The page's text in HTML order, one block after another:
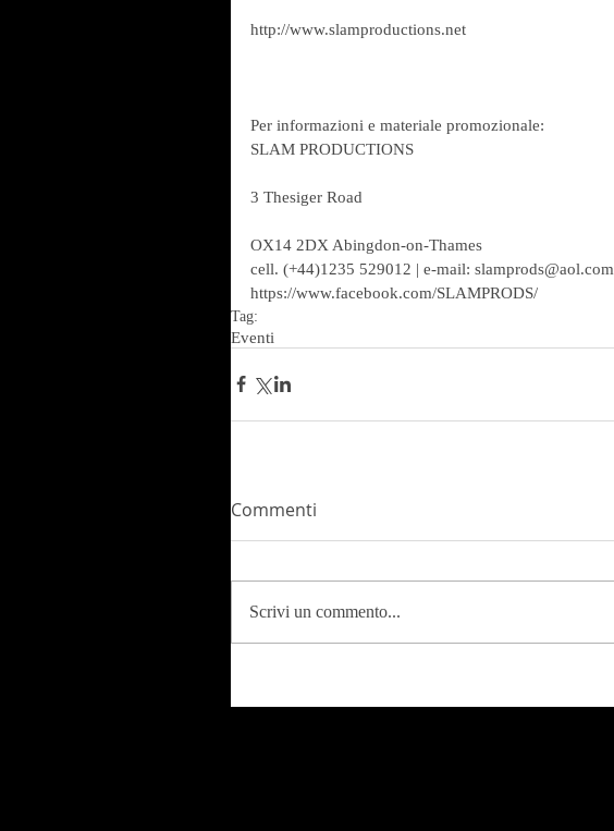
http://www.slamproductions.net
Per informazioni e materiale promozionale:
SLAM PRODUCTIONS
3 Thesiger Road
OX14 2DX Abingdon-on-Thames
cell. (+44)1235 529012 | e-mail: slamprods@aol.com
https://www.facebook.com/SLAMPRODS/
Tag:
Eventi
Commenti
Scrivi un commento...